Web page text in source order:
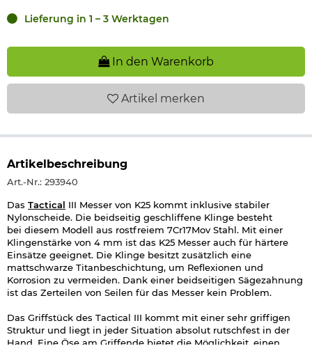
Lieferung in 1 – 3 Werktagen
In den Warenkorb
Artikel merken
Artikelbeschreibung
Art.-Nr.: 293940
Das Tactical III Messer von K25 kommt inklusive stabiler
Nylonscheide. Die beidseitig geschliffene Klinge besteht
bei diesem Modell aus rostfreiem 7Cr17Mov Stahl. Mit einer
Klingenstärke von 4 mm ist das K25 Messer auch für härtere
Einsätze geeignet. Die Klinge besitzt zusätzlich eine
mattschwarze Titanbeschichtung, um Reflexionen und
Korrosion zu vermeiden. Dank einer beidseitigen Sägezahnung
ist das Zerteilen von Seilen für das Messer kein Problem.
Das Griffstück des Tactical III kommt mit einer sehr griffigen
Struktur und liegt in jeder Situation absolut rutschfest in der
Hand. Eine Öse am Griffende bietet die Möglichkeit, einen